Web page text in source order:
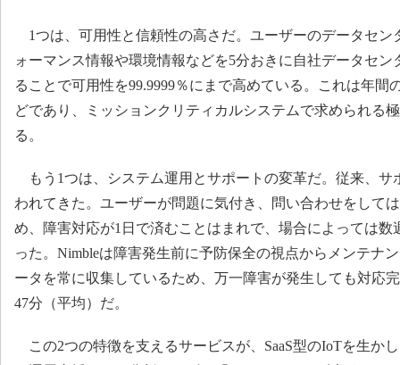
1つは、可用性と信頼性の高さだ。ユーザーのデータセン
ォーマンス情報や環境情報などを5分おきに自社データセ
ることで可用性を99.9999％にまで高めている。これは年間
どであり、ミッションクリティカルシステムで求められる
る。
もう1つは、システム運用とサポートの変革だ。従来、サ
われてきた。ユーザーが問題に気付き、問い合わせをして
め、障害対応が1日で済むことはまれで、場合によっては
った。Nimbleは障害発生前に予防保全の視点からメンテナ
ータを常に収集しているため、万一障害が発生しても対応
47分（平均）だ。
この2つの特徴を支えるサービスが、SaaS型のIoTを生か